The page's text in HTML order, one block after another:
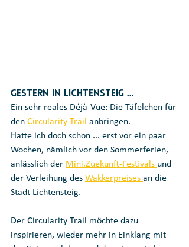
Gestern in Lichtensteig ...
Ein sehr reales Déjà-Vue: Die Täfelchen für
den Circularity Trail anbringen.
Hatte ich doch schon ... erst vor ein paar
Wochen, nämlich vor den Sommerferien,
anlässlich der Mini.Zuekunft-Festivals und
der Verleihung des Wakkerpreises an die
Stadt Lichtensteig.
Der Circularity Trail möchte dazu
inspirieren, wieder mehr in Einklang mit